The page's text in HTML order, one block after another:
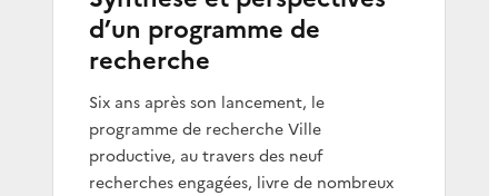
d’un programme de
recherche
Six ans après son lancement, le
programme de recherche Ville
productive, au travers des neuf
recherches engagées, livre de nombreux